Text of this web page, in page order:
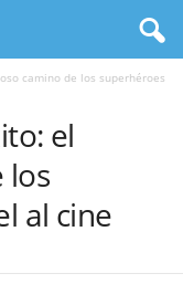
camino de los superhéroes
el
los
al cine